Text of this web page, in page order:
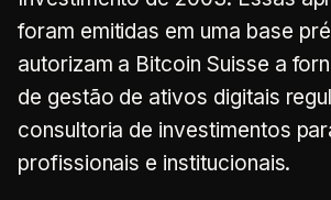
foram emitidas em uma base
autorizam a Bitcoin Suisse a
de gestão de ativos digitais
consultoria de investimentos
profissionais e institucionais.